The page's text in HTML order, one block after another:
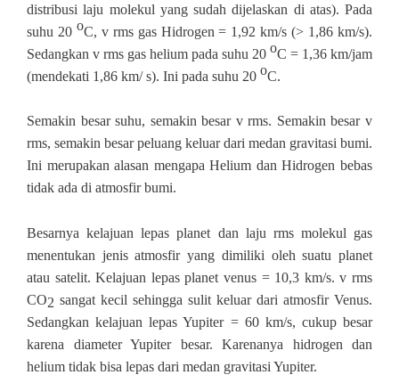
distribusi laju molekul yang sudah dijelaskan di atas). Pada
suhu 20 oC, v rms gas Hidrogen = 1,92 km/s (> 1,86 km/s).
Sedangkan v rms gas helium pada suhu 20 oC = 1,36 km/jam
(mendekati 1,86 km/ s). Ini pada suhu 20 oC.
Semakin besar suhu, semakin besar v rms. Semakin besar v
rms, semakin besar peluang keluar dari medan gravitasi bumi.
Ini merupakan alasan mengapa Helium dan Hidrogen bebas
tidak ada di atmosfir bumi.
Besarnya kelajuan lepas planet dan laju rms molekul gas
menentukan jenis atmosfir yang dimiliki oleh suatu planet
atau satelit. Kelajuan lepas planet venus = 10,3 km/s. v rms
CO2 sangat kecil sehingga sulit keluar dari atmosfir Venus.
Sedangkan kelajuan lepas Yupiter = 60 km/s, cukup besar
karena diameter Yupiter besar. Karenanya hidrogen dan
helium tidak bisa lepas dari medan gravitasi Yupiter.